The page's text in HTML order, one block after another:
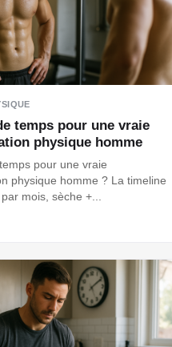
temps pour une vraie
physique homme
pour une vraie
physique homme ? La timeline
mois, sèche +...